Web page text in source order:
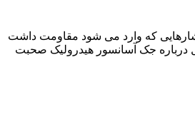
که وارد می شود مقاومت داشت
درباره جک آسانسور هیدرولیک صحبت